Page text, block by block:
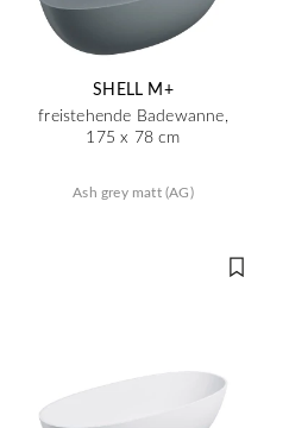
SHELL M+
freistehende Badewanne,
175 x 78 cm
Ash grey matt (AG)